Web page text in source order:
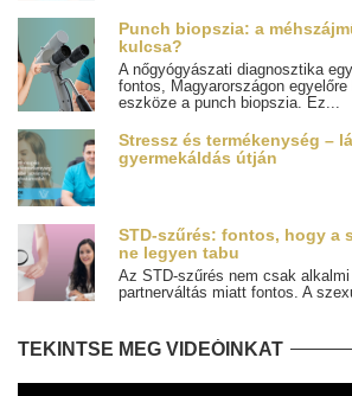
Punch biopszia: a
kulcsa?
A nőgyógyászati diagnosztika
fontos, Magyarországon
eszköze a punch biopszia. Ez...
Stressz és termékenység –
gyermekáldás útján
STD-szűrés: fontos, hogy a
ne legyen tabu
Az STD-szűrés nem csak
partnerváltás miatt fontos. A
TEKINTSE MEG VIDEÓINKAT